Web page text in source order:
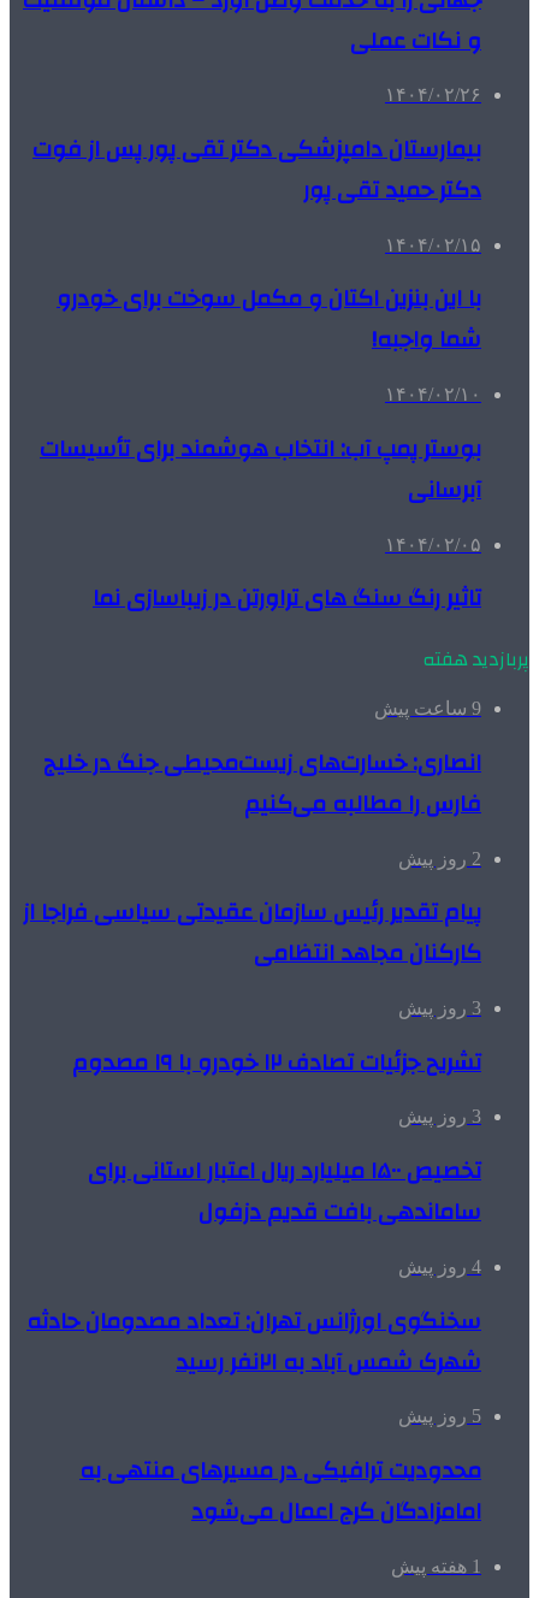
و نکات عملی
۱۴۰۴/۰۲/۲۶
بیمارستان دامپزشکی دکتر تقی پور پس از فوت
دکتر حمید تقی پور
۱۴۰۴/۰۲/۱۵
با این بنزین اکتان و مکمل سوخت برای خودرو
شما واجبه!
۱۴۰۴/۰۲/۱۰
بوستر پمپ آب: انتخاب هوشمند برای تأسیسات
آبرسانی
۱۴۰۴/۰۲/۰۵
تاثیر رنگ سنگ های تراورتن در زیباسازی نما
پربازدید هفته
9 ساعت پیش
انصاری: خسارت‌های زیست‌محیطی جنگ در خلیج
فارس را مطالبه‌ می‌کنیم
2 روز پیش
پیام تقدیر رئیس سازمان عقیدتی سیاسی فراجا از
کارکنان مجاهد انتظامی
3 روز پیش
تشریح جزئیات تصادف ۱۲ خودرو با ۱۹ مصدوم
3 روز پیش
تخصیص ۱۵۰۰ میلیارد ریال اعتبار استانی برای
ساماندهی بافت قدیم دزفول
4 روز پیش
سخنگوی اورژانس تهران: تعداد مصدومان حادثه
شهرک شمس آباد به ۲۱نفر رسید
5 روز پیش
محدودیت ترافیکی در مسیرهای منتهی به
امامزادگان کرج اعمال می‌شود
1 هفته پیش